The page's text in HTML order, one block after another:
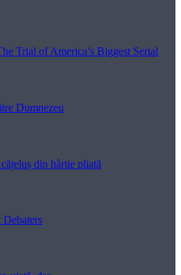
Trial of America’s Biggest Serial
Dumnezeu
din hârtie pliată
Debaters